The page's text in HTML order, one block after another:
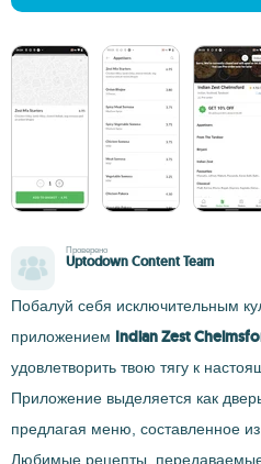
Проверено
Uptodown Content Team
Побалуй себя исключительным
приложением Indian Zest
удовлетворить твою тягу к
Приложение выделяется как
предлагая меню, составленное
Любимые рецепты, передаваемые